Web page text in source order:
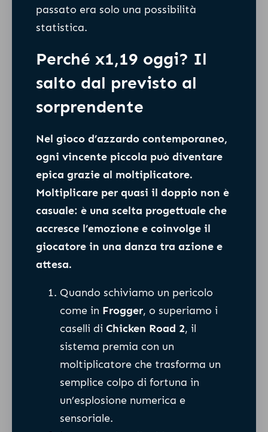
passato era solo una possibilità
statistica.
Perché x1,19 oggi? Il
salto dal previsto al
sorprendente
Nel gioco d’azzardo contemporaneo,
ogni vincente piccola può diventare
epica grazie al moltiplicatore.
Moltiplicare per quasi il doppio non è
casuale: è una scelta progettuale che
accresce l’emozione e coinvolge il
giocatore in una danza tra azione e
attesa.
Quando schiviamo un pericolo
come in Frogger, o superiamo i
caselli di Chicken Road 2, il
sistema premia con un
moltiplicatore che trasforma un
semplice colpo di fortuna in
un’esplosione numerica e
sensoriale.